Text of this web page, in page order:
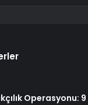
Operasyonu: